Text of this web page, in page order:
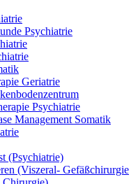
Psychiatrie
Geriatrie
Psychiatrie
Management Somatik
(Psychiatrie)
(Viszeral- Gefäßchirurgie